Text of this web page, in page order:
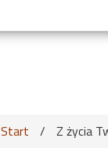
Start / Z życia